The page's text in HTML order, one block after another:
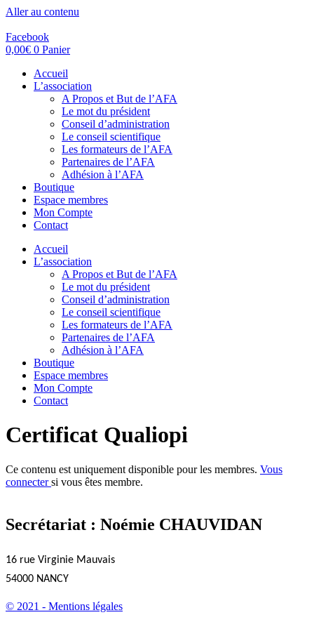
Aller au contenu
Facebook
0,00€ 0 Panier
Accueil
L’association
A Propos et But de l’AFA
Le mot du président
Conseil d’administration
Le conseil scientifique
Les formateurs de l’AFA
Partenaires de l’AFA
Adhésion à l’AFA
Boutique
Espace membres
Mon Compte
Contact
Accueil
L’association
A Propos et But de l’AFA
Le mot du président
Conseil d’administration
Le conseil scientifique
Les formateurs de l’AFA
Partenaires de l’AFA
Adhésion à l’AFA
Boutique
Espace membres
Mon Compte
Contact
Certificat Qualiopi
Ce contenu est uniquement disponible pour les membres. Vous
connectersi vous êtes membre.
Secrétariat : Noémie CHAUVIDAN
16 rue Virginie Mauvais
54000 NANCY
© 2021 - Mentions légales